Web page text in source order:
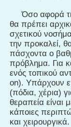
Όσο αφορά
θα πρέπει
σχετικού
την προκαλεί,
πάσχοντα ο
πρόβλημα. Για
ενός τοπικού
on). Υπάρχουν
(πόδια, χέρια)
θεραπεία
κάποιες
και χειρουργικά.